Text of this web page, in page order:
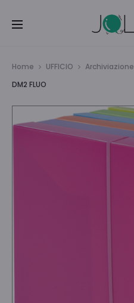
Home UFFICIO Archiviazione
DM2 FLUO